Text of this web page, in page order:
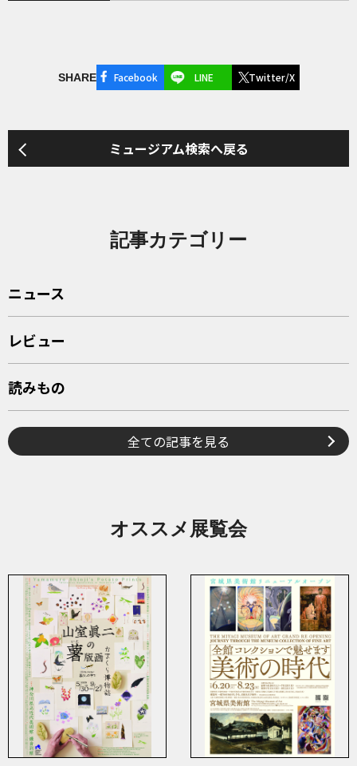
SHARE Facebook LINE Twitter/X
ミュージアム検索へ戻る
記事カテゴリー
ニュース
レビュー
読みもの
全ての記事を見る
オススメ展覧会